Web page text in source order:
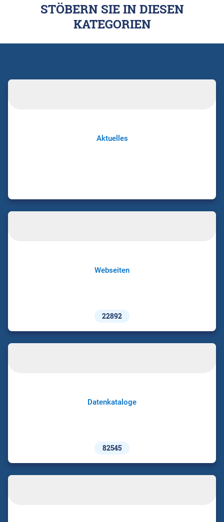
STÖBERN SIE IN DIESEN
KATEGORIEN
Aktuelles
Webseiten
22892
Datenkataloge
82545